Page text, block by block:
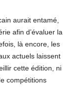
aurait entamé,
afin d’évaluer la
là encore, les
actuels laissent
cette édition, ni
compétitions